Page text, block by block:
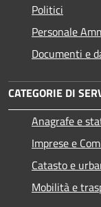
Politici
Personale
Documenti e
CATEGORIE DI
Anagrafe e
Imprese e
Catasto e
Mobilità e